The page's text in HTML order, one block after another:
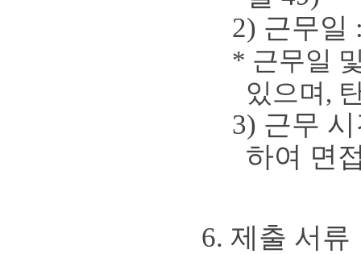
2) 근무일
* 근무일
있으며,
3) 근무
하여 면
6. 제출 서류